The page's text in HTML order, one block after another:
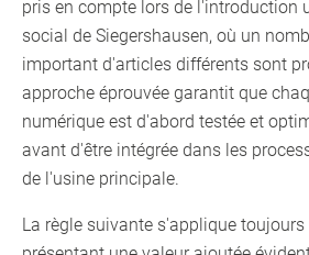
pris en compte lors de l'introduction
social de Siegershausen, où un
important d'articles différents sont
approche éprouvée garantit que
numérique est d'abord testée et
avant d'être intégrée dans les
de l'usine principale.
La règle suivante s'applique